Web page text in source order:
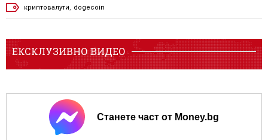
криптовалути dogecoin
ЕКСКЛУЗИВНО ВИДЕО
Станете част от Money.bg